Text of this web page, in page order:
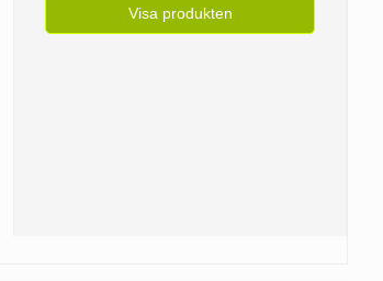
Visa produkten